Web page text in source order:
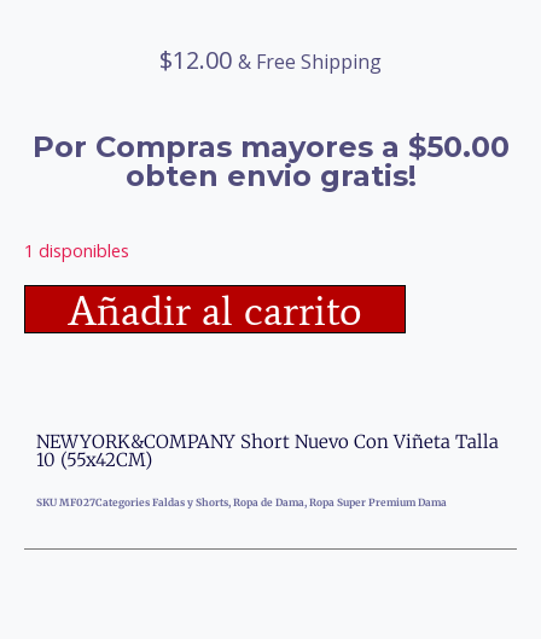
$12.00 & Free Shipping
Por Compras mayores a $50.00
obten envio gratis!
1 disponibles
Añadir al carrito
NEWYORK&COMPANY Short Nuevo Con Viñeta Talla
10 (55x42CM)
SKU MF027Categories Faldas y Shorts, Ropa de Dama, Ropa Super Premium Dama